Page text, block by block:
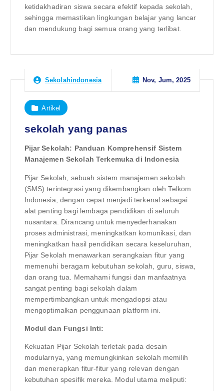
ketidakhadiran siswa secara efektif kepada sekolah,
sehingga memastikan lingkungan belajar yang lancar
dan mendukung bagi semua orang yang terlibat.
Sekolahindonesia Nov, Jum, 2025
Artikel
sekolah yang panas
Pijar Sekolah: Panduan Komprehensif Sistem
Manajemen Sekolah Terkemuka di Indonesia
Pijar Sekolah, sebuah sistem manajemen sekolah
(SMS) terintegrasi yang dikembangkan oleh Telkom
Indonesia, dengan cepat menjadi terkenal sebagai
alat penting bagi lembaga pendidikan di seluruh
nusantara. Dirancang untuk menyederhanakan
proses administrasi, meningkatkan komunikasi, dan
meningkatkan hasil pendidikan secara keseluruhan,
Pijar Sekolah menawarkan serangkaian fitur yang
memenuhi beragam kebutuhan sekolah, guru, siswa,
dan orang tua. Memahami fungsi dan manfaatnya
sangat penting bagi sekolah dalam
mempertimbangkan untuk mengadopsi atau
mengoptimalkan penggunaan platform ini.
Modul dan Fungsi Inti:
Kekuatan Pijar Sekolah terletak pada desain
modularnya, yang memungkinkan sekolah memilih
dan menerapkan fitur-fitur yang relevan dengan
kebutuhan spesifik mereka. Modul utama meliputi: